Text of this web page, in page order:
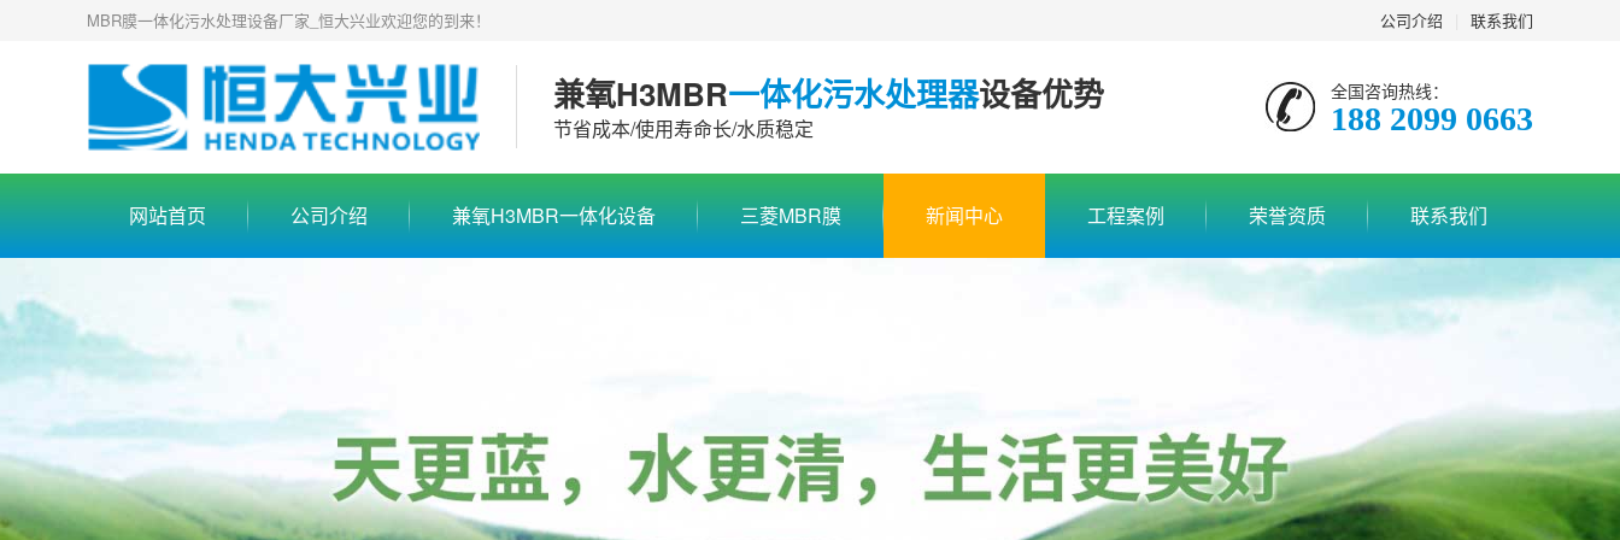
公司介绍 联系我们
MBR膜一体化污水处理设备厂家_恒大兴业欢迎您的到来！
兼氧H3MBR一体化污水处理器设备优势
节省成本/使用寿命长/水质稳定
全国咨询热线：
188 2099 0663
网站首页 公司介绍 兼氧H3MBR一体化设备 三菱MBR膜 新闻中心 工程案例 荣誉资质 联系我们